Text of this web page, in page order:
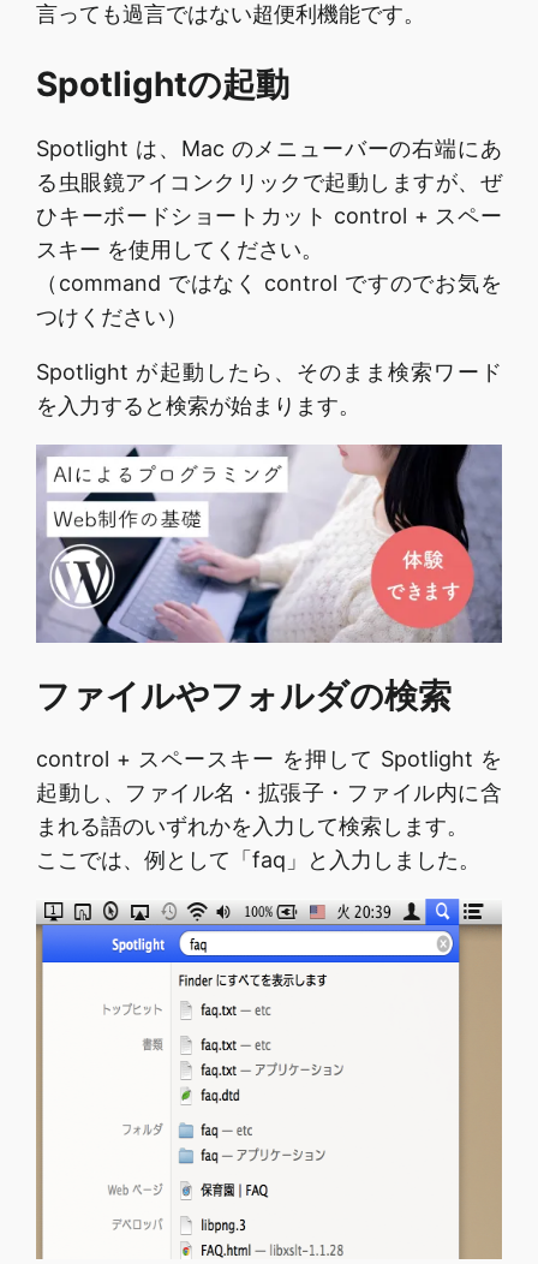
言っても過言ではない超便利機能です。
Spotlightの起動
Spotlight は、Mac のメニューバーの右端にあ
る虫眼鏡アイコンクリックで起動しますが、ぜ
ひキーボードショートカット control + スペー
スキー を使用してください。
（command ではなく control ですのでお気を
つけください）
Spotlight が起動したら、そのまま検索ワード
を入力すると検索が始まります。
ファイルやフォルダの検索
control + スペースキー を押して Spotlight を
起動し、ファイル名・拡張子・ファイル内に含
まれる語のいずれかを入力して検索します。
ここでは、例として「faq」と入力しました。